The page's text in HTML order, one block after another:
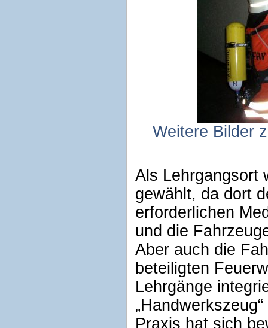
Weitere Bilder
Als Lehrgangsort
gewählt, da dort
erforderlichen
und die
Aber auch die
beteiligten
Lehrgänge
Praxis hat sich